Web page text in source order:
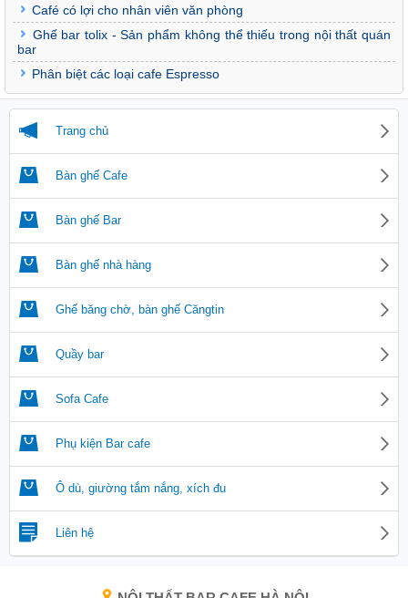
Café có lợi cho nhân viên văn phòng
Ghế bar tolix - Sản phẩm không thể thiếu trong nội thất quán
bar
Phân biệt các loại cafe Espresso
Trang chủ
Bàn ghế Cafe
Bàn ghế Bar
Bàn ghế nhà hàng
Ghế băng chờ, bàn ghế Căngtin
Quầy bar
Sofa Cafe
Phụ kiện Bar cafe
Ô dù, giường tắm nắng, xích đu
Liên hệ